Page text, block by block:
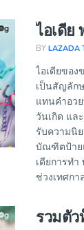
ไอเดีย
BY LAZADA
ไอเดียขอ
เป็นสัญลัก
แทนคำอว
วันเกิด แล
รับความนิ
บัณฑิตป้าย
เดียการท
ช่วงเทศก
รวมตั